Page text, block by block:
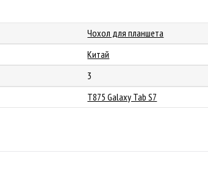
Чохол для планшета
Китай
3
T875 Galaxy Tab S7